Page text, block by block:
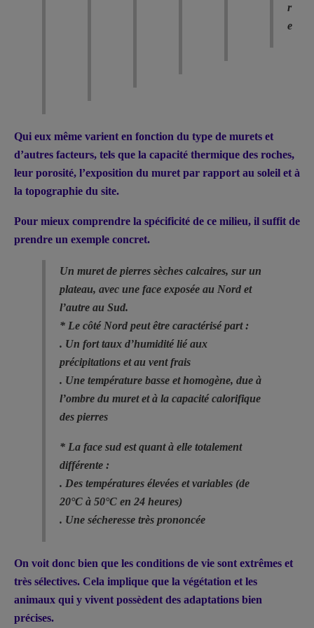
r
e
Qui eux même varient en fonction du type de murets et
d’autres facteurs, tels que la capacité thermique des roches,
leur porosité, l’exposition du muret par rapport au soleil et à
la topographie du site.
Pour mieux comprendre la spécificité de ce milieu, il suffit de
prendre un exemple concret.
Un muret de pierres sèches calcaires, sur un
plateau, avec une face exposée au Nord et
l’autre au Sud.
* Le côté Nord peut être caractérisé part :
. Un fort taux d’humidité lié aux
précipitations et au vent frais
. Une température basse et homogène, due à
l’ombre du muret et à la capacité calorifique
des pierres
* La face sud est quant à elle totalement
différente :
. Des températures élevées et variables (de
20°C à 50°C en 24 heures)
. Une sécheresse très prononcée
On voit donc bien que les conditions de vie sont extrêmes et
très sélectives. Cela implique que la végétation et les
animaux qui y vivent possèdent des adaptations bien
précises.